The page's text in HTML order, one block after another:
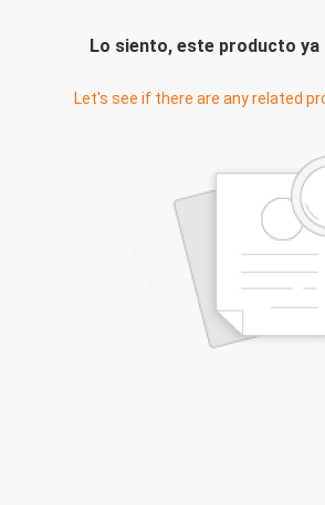
Lo siento, este producto ya
Let's see if there are any related